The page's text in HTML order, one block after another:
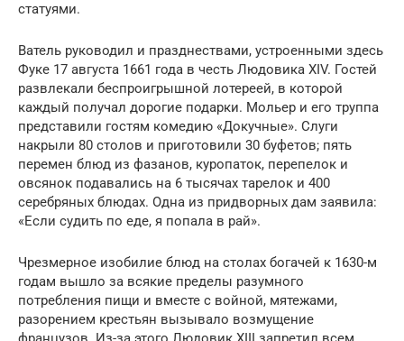
статуями.
Ватель руководил и празднествами, устроенными здесь
Фуке 17 августа 1661 года в честь Людовика XIV. Гостей
развлекали беспроигрышной лотереей, в которой
каждый получал дорогие подарки. Мольер и его труппа
представили гостям комедию «Докучные». Слуги
накрыли 80 столов и приготовили 30 буфетов; пять
перемен блюд из фазанов, куропаток, перепелок и
овсянок подавались на 6 тысячах тарелок и 400
серебряных блюдах. Одна из придворных дам заявила:
«Если судить по еде, я попала в рай».
Чрезмерное изобилие блюд на столах богачей к 1630-м
годам вышло за всякие пределы разумного
потребления пищи и вместе с войной, мятежами,
разорением крестьян вызывало возмущение